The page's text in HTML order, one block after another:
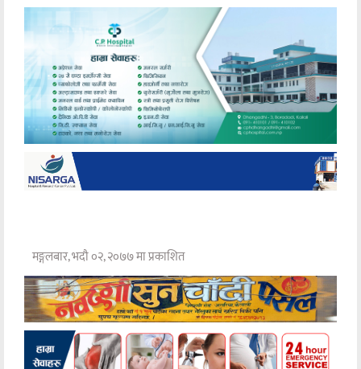
अन्य
मङ्गलबार, भदौ ०२, २०७७ मा प्रकाशित